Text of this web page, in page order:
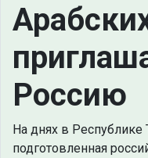
Россию
На днях в Республике
подготовленная